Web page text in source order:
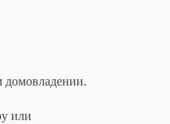
домовладении.
или